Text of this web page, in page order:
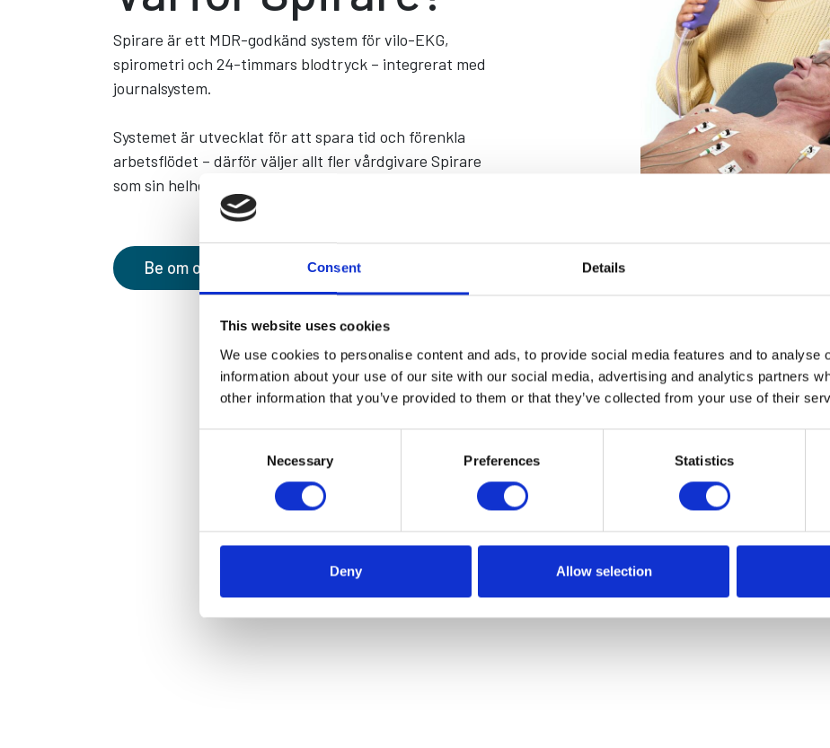
Consent Details
This website uses cookies
We use cookies to personalise content and ads, to provide social media features and to analyse
information about your use of our site with our social media, advertising and analytics partners
other information that you’ve provided to them or that they’ve collected from your use of their
Necessary Preferences Statistics
Deny Allow selection
Spirare är ett MDR-godkänd system för vilo-EKG,
spirometri och 24-timmars blodtryck – integrerat med
journalsystem.
Systemet är utvecklat för att spara tid och förenkla
arbetsflödet – därför väljer allt fler vårdgivare Spirare
som sin helhetslösning.
Be om offert Se dokumentation